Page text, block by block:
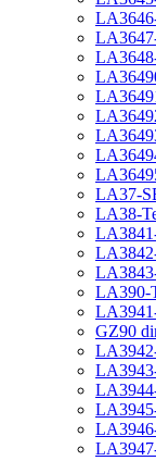
LA37-
LA38-
LA390-
GZ90